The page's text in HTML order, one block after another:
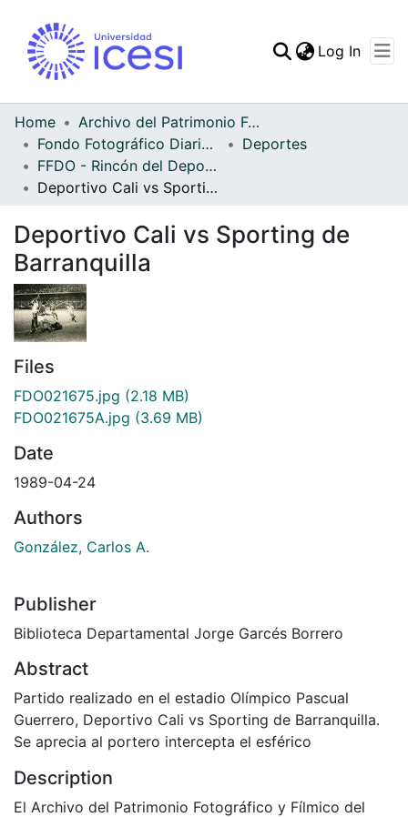
Statistics
Log In
Home
Archivo del Patrimonio Fotográfico y Fílmico del Valle del Cauca
Fondo Fotográfico Diario Occidente
Deportes
FFDO - Rincón del Deportivo Cali - Patrimonial
Deportivo Cali vs Sporting de Barranquilla
Deportivo Cali vs Sporting de
Barranquilla
Files
FDO021675.jpg (2.18 MB)
FDO021675A.jpg (3.69 MB)
Date
1989-04-24
Authors
González, Carlos A.
Publisher
Biblioteca Departamental Jorge Garcés Borrero
Abstract
Partido realizado en el estadio Olímpico Pascual
Guerrero, Deportivo Cali vs Sporting de Barranquilla.
Se aprecia al portero intercepta el esférico
Description
El Archivo del Patrimonio Fotográfico y Fílmico del